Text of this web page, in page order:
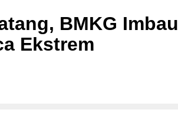
BMKG Imbau
Ekstrem